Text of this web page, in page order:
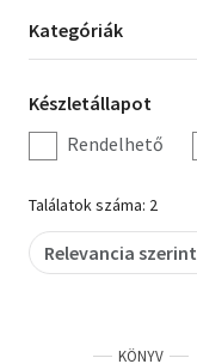
Hobbi, szabadidő
Irodalom
Művészet
Szakkönyv
Kategória
szűrés
Kategóriák
Készletállapot
szűrés
Készletállapot
Rendelhető
Találatok száma: 2
Relevancia szerint
KÖNYV